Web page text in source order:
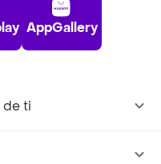
AppGallery
de ti